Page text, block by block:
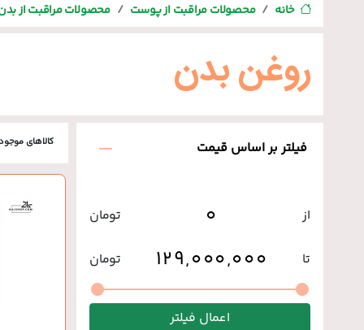
خانه محصولات مراقبت از پوست محصولات مراقبت از
روغن بدن
فیلتر بر اساس قیمت
از تومان
تا تومان
اعمال فیلتر
کالاهای